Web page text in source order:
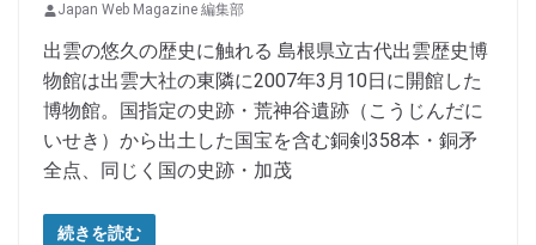
Japan Web Magazine 編集部
出雲の悠久の歴史に触れる 島根県立古代出雲歴史博
物館は出雲大社の東隣に2007年3月10日に開館した
博物館。国指定の史跡・荒神谷遺跡（こうじんだに
いせき）から出土した国宝を含む銅剣358本・銅矛
全点、同じく国の史跡・加茂
続きを読む